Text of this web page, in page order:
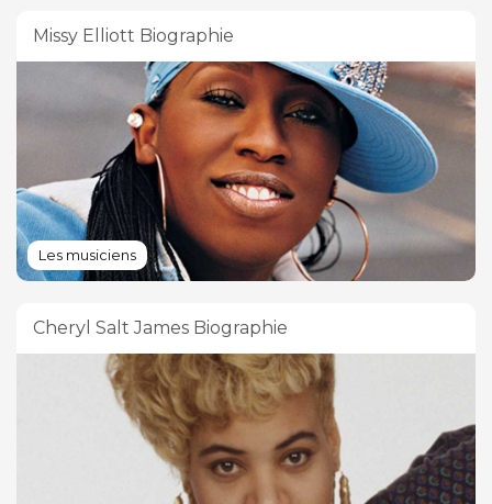
Missy Elliott Biographie
Les musiciens
Cheryl Salt James Biographie